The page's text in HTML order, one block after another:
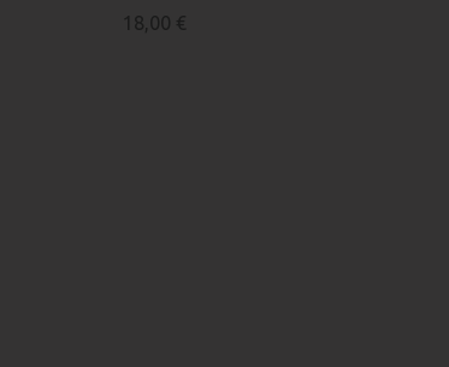
18,00 €